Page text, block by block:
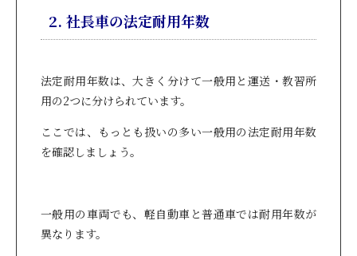
2. 社長車の法定耐用年数
法定耐用年数は、大きく分けて一般用と運送・教習所
用の2つに分けられています。
ここでは、もっとも扱いの多い一般用の法定耐用年数
を確認しましょう。
一般用の車両でも、軽自動車と普通車では耐用年数が
異なります。